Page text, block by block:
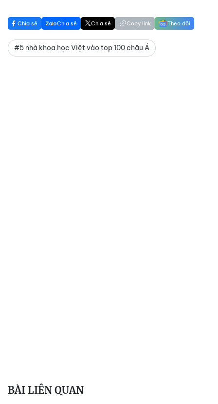
Chia sẻ Chia sẻ Chia sẻ Copy link Theo dõi
#5 nhà khoa học Việt vào top 100 châu Á
BÀI LIÊN QUAN